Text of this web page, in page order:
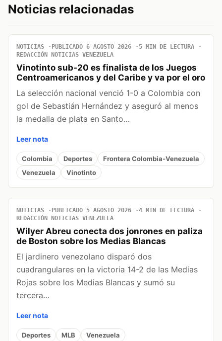
Noticias relacionadas
NOTICIAS PUBLICADO 6 AGOSTO 2026
5 MIN DE LECTURA
REDACCIÓN NOTICIAS VENEZUELA
Vinotinto sub-20 es finalista de los Juegos
Centroamericanos y del Caribe y va por el oro
La selección nacional venció 1-0 a Colombia con
gol de Sebastián Hernández y aseguró al menos
la medalla de plata en Santo…
Leer nota
Colombia Deportes
Frontera Colombia-Venezuela
Venezuela
Vinotinto
NOTICIAS PUBLICADO 5 AGOSTO 2026
4 MIN DE LECTURA
REDACCIÓN NOTICIAS VENEZUELA
Wilyer Abreu conecta dos jonrones en paliza
de Boston sobre los Medias Blancas
El jardinero venezolano disparó dos
cuadrangulares en la victoria 14-2 de las Medias
Rojas sobre los Medias Blancas y sumó su
tercera…
Leer nota
Deportes MLB Venezuela